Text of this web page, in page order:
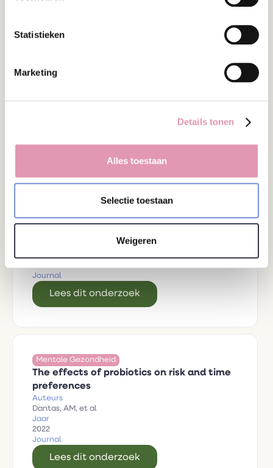
Statistieken
Marketing
Details tonen
Alles toestaan
Selectie toestaan
Weigeren
Results of an uncontrolled observational
Straube, A, et al.
Jaar
Angst
Psychobiotics for patients with chronic
or depression symptoms
Journal
Lees dit onderzoek
Mentale Gezondheid
The effects of probiotics on risk and time
preferences
Auteurs
Dantas, AM, et al
Jaar
2022
Journal
Lees dit onderzoek